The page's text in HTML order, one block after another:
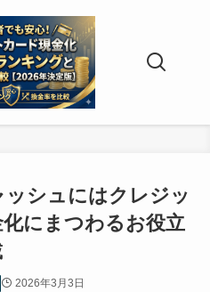
シュにはクレジッ
化にまつわるお役立
2026年3月3日